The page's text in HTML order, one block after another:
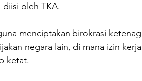
oleh TKA.
menciptakan birokrasi
negara lain, di mana izin
ketat.